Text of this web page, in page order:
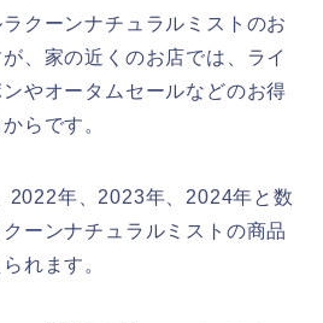
クーンナチュラルミストのお
、家の近くのお店では、ライ
やオータムセールなどのお得
らです。
2022年、2023年、2024年と数
ーンナチュラルミストの商品
れます。